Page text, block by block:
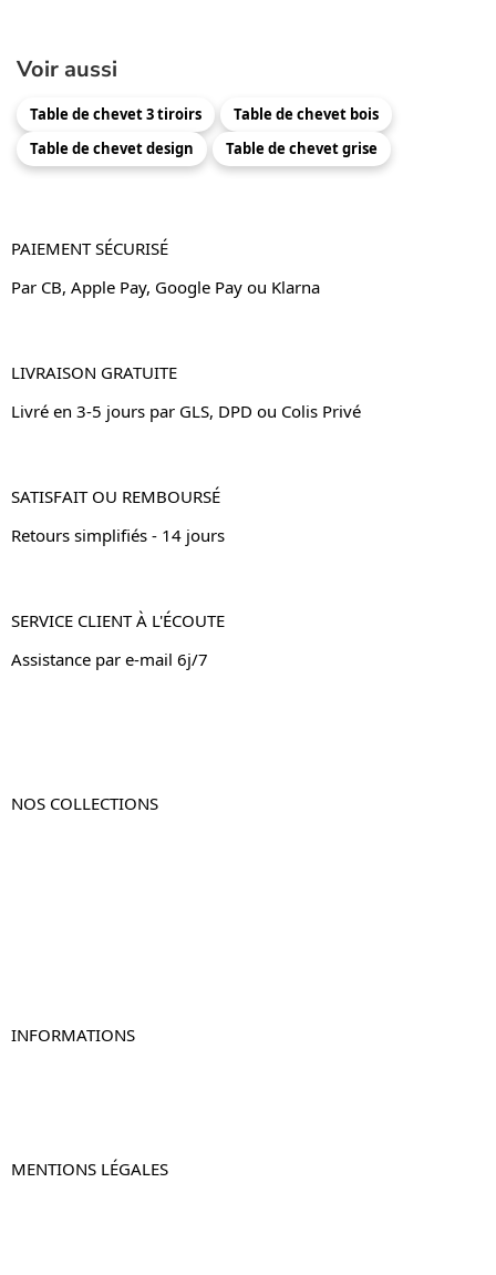
Voir aussi
Table de chevet 3 tiroirs
Table de chevet bois
Table de chevet design
Table de chevet grise
PAIEMENT SÉCURISÉ
Par CB, Apple Pay, Google Pay ou Klarna
LIVRAISON GRATUITE
Livré en 3-5 jours par GLS, DPD ou Colis Privé
SATISFAIT OU REMBOURSÉ
Retours simplifiés - 14 jours
SERVICE CLIENT À L'ÉCOUTE
Assistance par e-mail 6j/7
NOS COLLECTIONS
INFORMATIONS
MENTIONS LÉGALES